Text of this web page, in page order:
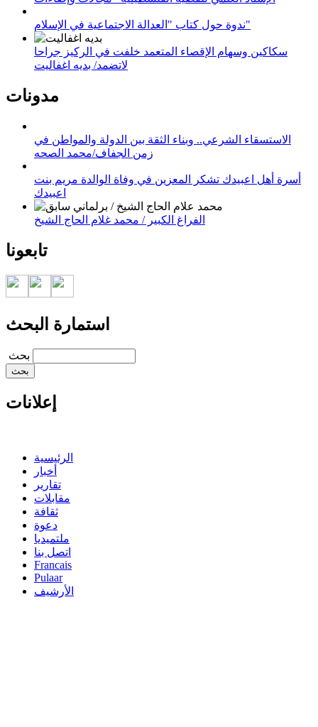
ندوة حول كتاب "العدالة الاجتماعية في الإسلام"
سكاكين وسهام الإقصاء المتعمد خلفت في الركيز جراحا
لاتضمد/ بديه اغفاليت
مدونات
الاستسقاء الشرعي.. وبناء الثقة بين الدولة والمواطن في
زمن الجفاف/محمد الصحه
أسرة أهل اعبيدك تشكر المعزين في وفاة الوالدة مريم بنت
اعبيدك
الفراغ الكبير / محمد غلام الحاج الشيخ
تابعونا
استمارة البحث
‏بحث ‏
إعلانات
الرئيسية
أخبار
تقارير
مقابلات
ثقافة
دعوة
ملتميديا
اتصل بنا
Francais
Pulaar
الأرشيف